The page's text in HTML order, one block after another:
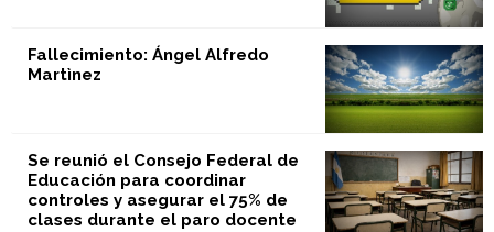
Fallecimiento: Ángel Alfredo
Martìnez
Se reunió el Consejo Federal de
Educación para coordinar
controles y asegurar el 75% de
clases durante el paro docente